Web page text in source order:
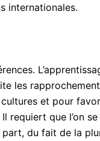
internationales.
les
et pour
que l’on
part, du fait de la